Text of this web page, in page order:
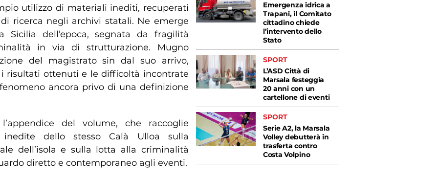
utilizzo di materiali inediti, recuperati
ricerca negli archivi statali. Ne emerge
dell’epoca, segnata da fragilità
in via di strutturazione. Mugno
del magistrato sin dal suo arrivo,
risultati ottenuti e le difficoltà incontrate
ancora privo di una definizione
del volume, che raccoglie
inedite dello stesso Calà Ulloa sulla
dell’isola e sulla lotta alla criminalità
diretto e contemporaneo agli eventi.
Emergenza idrica a
Trapani, il Comitato
cittadino chiede
l’intervento dello
Stato
SPORT
L’ASD Città di
Marsala festeggia
20 anni con un
cartellone di eventi
SPORT
Serie A2, la Marsala
Volley debutterà in
trasferta contro
Costa Volpino